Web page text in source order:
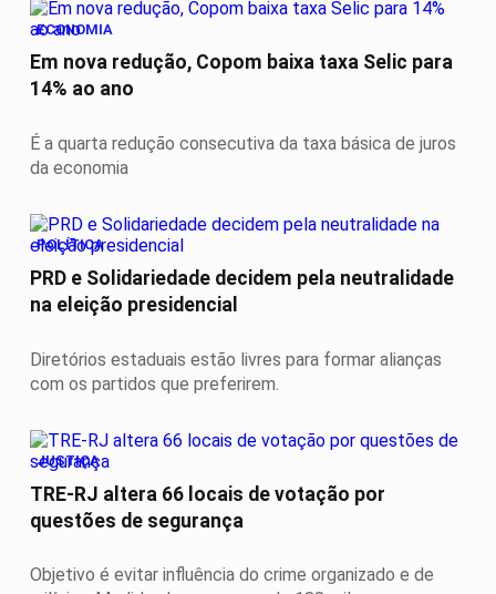
ECONOMIA
Em nova redução, Copom baixa taxa Selic para
14% ao ano
É a quarta redução consecutiva da taxa básica de juros
da economia
POLÍTICA
PRD e Solidariedade decidem pela neutralidade
na eleição presidencial
Diretórios estaduais estão livres para formar alianças
com os partidos que preferirem.
JUSTIÇA
TRE-RJ altera 66 locais de votação por
questões de segurança
Objetivo é evitar influência do crime organizado e de